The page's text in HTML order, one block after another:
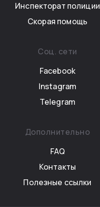
Инспекторат полиции
Скорая помощь
Соц. сети
Facebook
Instagram
Telegram
Дополнительно
FAQ
Контакты
Полезные ссылки